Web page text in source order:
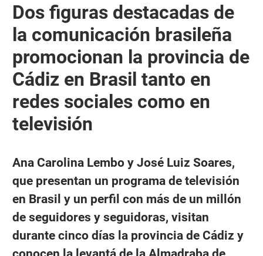
Dos figuras destacadas de
la comunicación brasileña
promocionan la provincia de
Cádiz en Brasil tanto en
redes sociales como en
televisión
Ana Carolina Lembo y José Luiz Soares,
que presentan un programa de televisión
en Brasil y un perfil con más de un millón
de seguidores y seguidoras, visitan
durante cinco días la provincia de Cádiz y